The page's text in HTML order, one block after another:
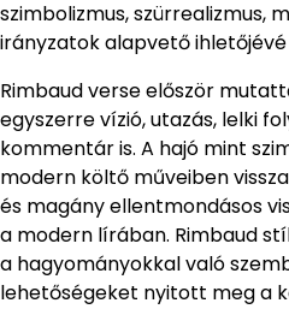
szimbolizmus, szürrealizmus,
irányzatok alapvető
Rimbaud verse először
egyszerre vízió, utazás, lelki
kommentár is. A hajó mint
modern költő műveiben
és magány ellentmondásos
a modern lírában. Rimbaud
a hagyományokkal való
lehetőségeket nyitott meg a